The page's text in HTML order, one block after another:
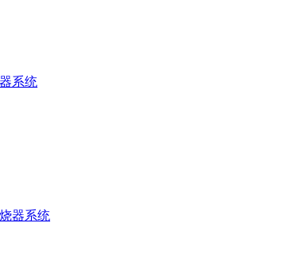
系统
器系统